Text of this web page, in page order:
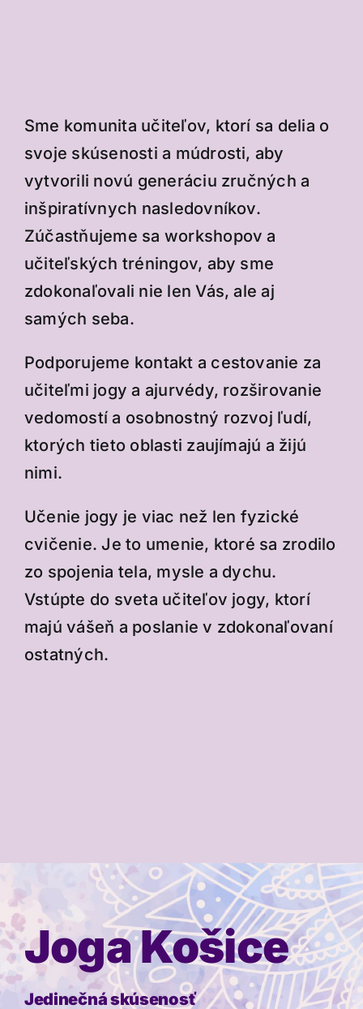
Sme komunita učiteľov, ktorí sa delia o
svoje skúsenosti a múdrosti, aby
vytvorili novú generáciu zručných a
inšpiratívnych nasledovníkov.
Zúčastňujeme sa workshopov a
učiteľských tréningov, aby sme
zdokonaľovali nie len Vás, ale aj
samých seba.
Podporujeme kontakt a cestovanie za
učiteľmi jogy a ajurvédy, rozširovanie
vedomostí a osobnostný rozvoj ľudí,
ktorých tieto oblasti zaujímajú a žijú
nimi.
Učenie jogy je viac než len fyzické
cvičenie. Je to umenie, ktoré sa zrodilo
zo spojenia tela, mysle a dychu.
Vstúpte do sveta učiteľov jogy, ktorí
majú vášeň a poslanie v zdokonaľovaní
ostatných.
Joga Košice
Jedinečná skúsenosť